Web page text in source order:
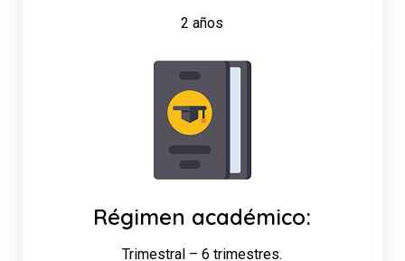
2 años
Régimen académico:
Trimestral – 6 trimestres.